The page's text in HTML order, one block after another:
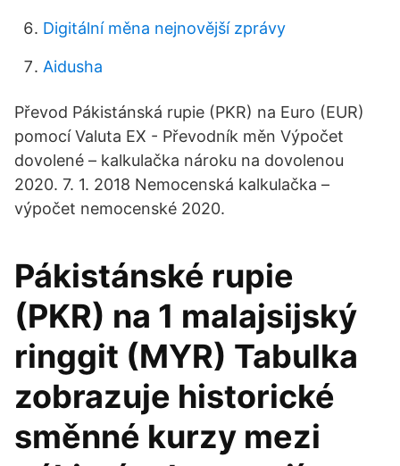
Digitální měna nejnovější zprávy
Aidusha
Převod Pákistánská rupie (PKR) na Euro (EUR)
pomocí Valuta EX - Převodník měn Výpočet
dovolené – kalkulačka nároku na dovolenou
2020. 7. 1. 2018 Nemocenská kalkulačka –
výpočet nemocenské 2020.
Pákistánské rupie
(PKR) na 1 malajsijský
ringgit (MYR) Tabulka
zobrazuje historické
směnné kurzy mezi